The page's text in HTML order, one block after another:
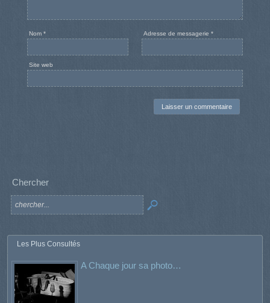
Nom * Adresse de messagerie *
Site web
Chercher
Les Plus Consultés
A Chaque jour sa photo…